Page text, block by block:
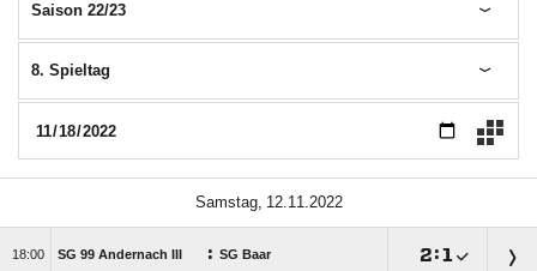
Saison 22/23
8. Spieltag
 
 SG 99 Andernach III : SG Baar :